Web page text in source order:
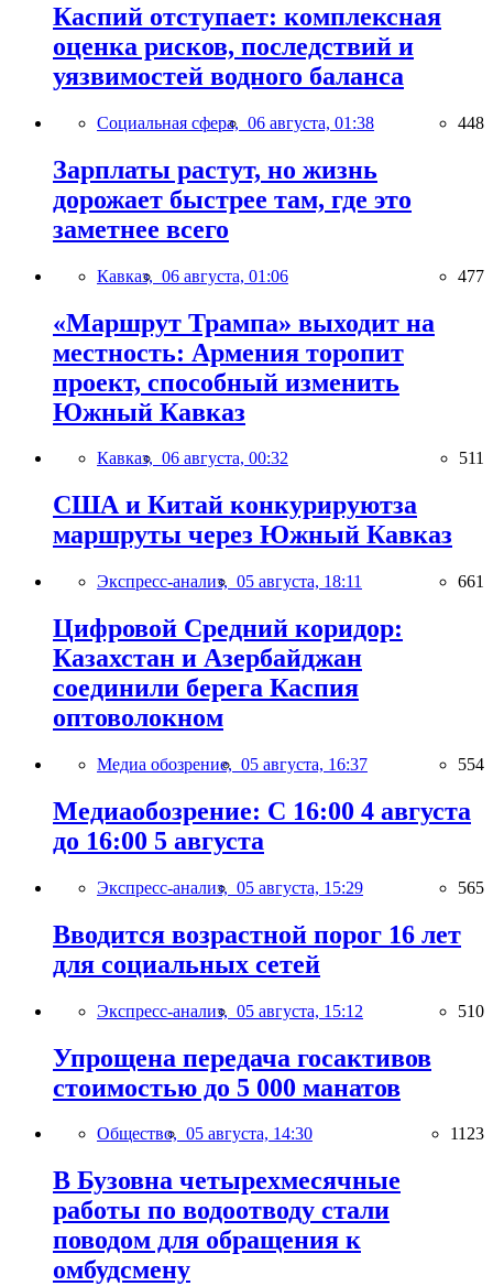
Каспий отступает: комплексная
оценка рисков, последствий и
уязвимостей водного баланса
Социальная сфера, 06 августа, 01:38 448
Зарплаты растут, но жизнь
дорожает быстрее там, где это
заметнее всего
Кавказ, 06 августа, 01:06 477
«Маршрут Трампа» выходит на
местность: Армения торопит
проект, способный изменить
Южный Кавказ
Кавказ, 06 августа, 00:32 511
США и Китай конкурируютза
маршруты через Южный Кавказ
Экспресс-анализ, 05 августа, 18:11 661
Цифровой Средний коридор:
Казахстан и Азербайджан
соединили берега Каспия
оптоволокном
Медиа обозрение, 05 августа, 16:37 554
Медиаобозрение: С 16:00 4 августа
до 16:00 5 августа
Экспресс-анализ, 05 августа, 15:29 565
Вводится возрастной порог 16 лет
для социальных сетей
Экспресс-анализ, 05 августа, 15:12 510
Упрощена передача госактивов
стоимостью до 5 000 манатов
Общество, 05 августа, 14:30 1123
В Бузовна четырехмесячные
работы по водоотводу стали
поводом для обращения к
омбудсмену